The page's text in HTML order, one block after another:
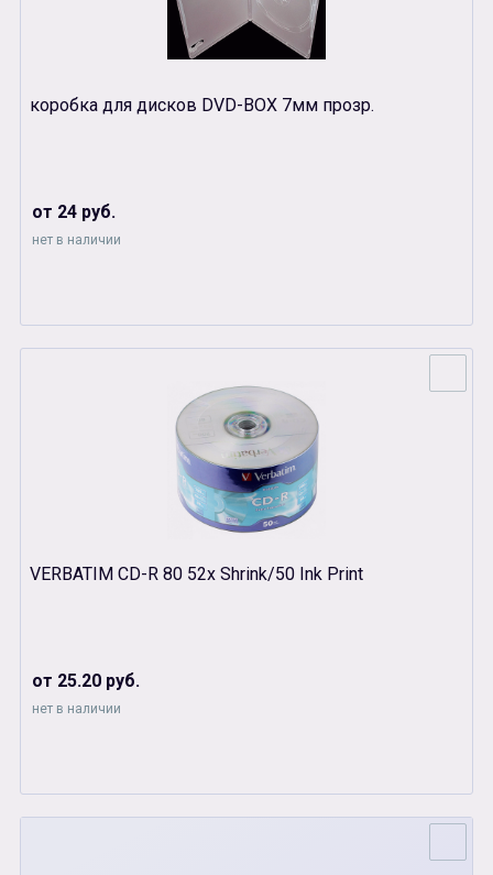
коробка для дисков DVD-BOX 7мм прозр.
от 24 руб.
нет в наличии
VERBATIM CD-R 80 52x Shrink/50 Ink Print
от 25.20 руб.
нет в наличии